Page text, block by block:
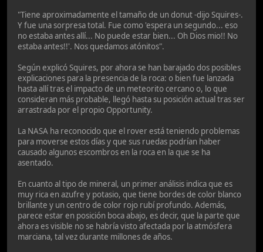
"Tiene aproximadamente el tamaño de un donut -dijo Squires-.
Y fue una sorpresa total. Fue como 'espera un segundo... eso
no estaba antes allí... No puede estar bien... Oh Dios mio!! No
estaba antes!!'. Nos quedamos atónitos".
Según explicó Squires, por ahora se han barajado dos posibles
explicaciones para la presencia de la roca: o bien fue lanzada
hasta allí tras el impacto de un meteorito cercano o, lo que
consideran más probable, llegó hasta su posición actual tras ser
arrastrada por el propio Opportunity.
La NASA ha reconocido que el rover está teniendo problemas
para moverse estos días y que sus ruedas podrían haber
causado algunos escombros en la roca en la que se ha
asentado.
En cuanto al tipo de mineral, un primer análisis indica que es
muy rica en azufre y potasio, que tiene bordes de color blanco
brillante y un centro de color rojo rubí profundo. Además,
parece estar en posición boca abajo, es decir, que la parte que
ahora es visible no se habría visto afectada por la atmósfera
marciana, tal vez durante millones de años.